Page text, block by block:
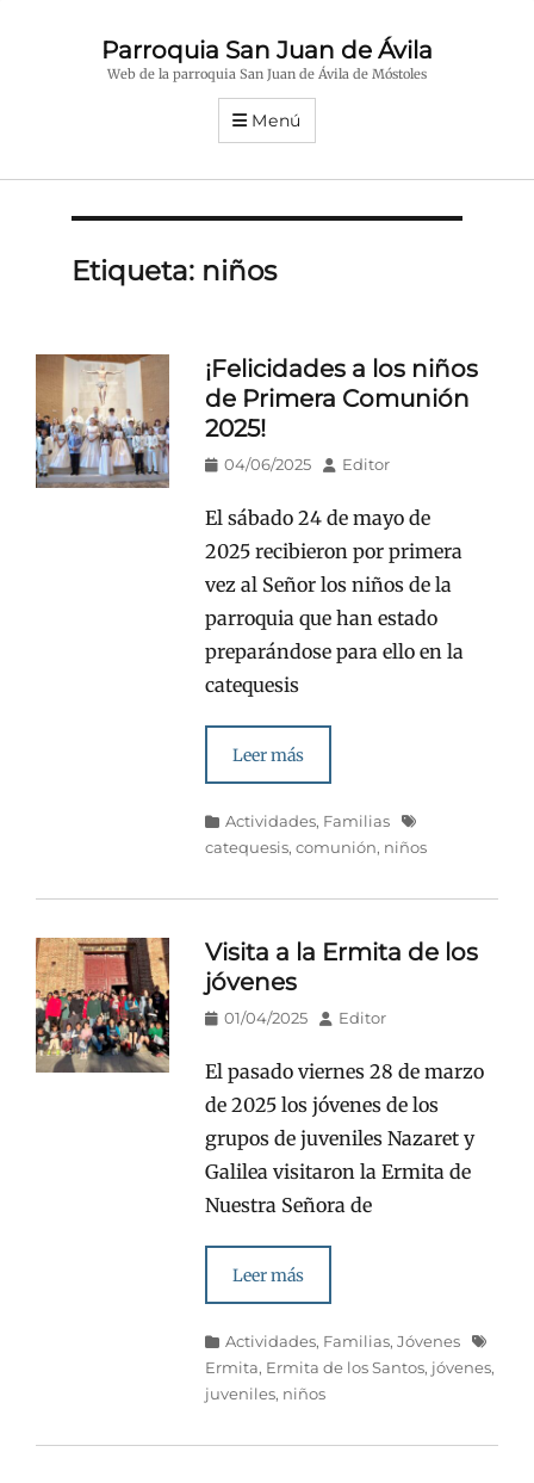
Parroquia San Juan de Ávila
Web de la parroquia San Juan de Ávila de Móstoles
Menú
Etiqueta: niños
¡Felicidades a los niños
de Primera Comunión
2025!
Publicado
04/06/2025 AutorEditor
El sábado 24 de mayo de
2025 recibieron por primera
vez al Señor los niños de la
parroquia que han estado
preparándose para ello en la
catequesis
Leer más
Categorías
Actividades, Familias
Etiquetas
catequesis,comunión, niños
Visita a la Ermita de los
jóvenes
Publicado
01/04/2025 AutorEditor
El pasado viernes 28 de marzo
de 2025 los jóvenes de los
grupos de juveniles Nazaret y
Galilea visitaron la Ermita de
Nuestra Señora de
Leer más
Categorías
Actividades, Familias,Jóvenes
Ermita, Ermita de los Santos, jóvenes,
juveniles, niños